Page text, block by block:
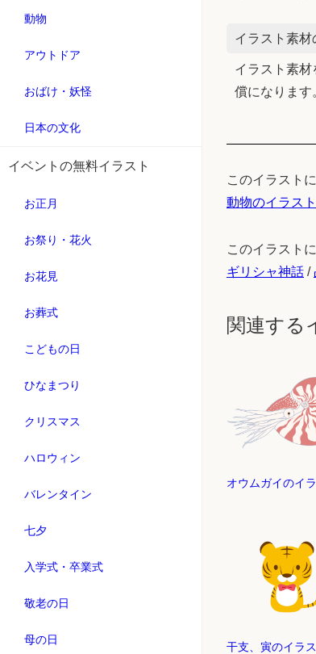
動物
アウトドア
おばけ・妖怪
日本の文化
イベントの無料イラスト
お正月
お祭り・花火
お花見
お葬式
こどもの日
ひなまつり
クリスマス
ハロウィン
バレンタイン
七夕
入学式・卒業式
敬老の日
母の日
イラスト素
イラスト素
償になります
このイラスト
動物のイラスト
このイラスト
ギリシャ神話 /
関連する
オウムガイのイ
干支、寅のイラ